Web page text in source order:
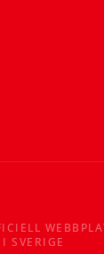
I SVERIGE